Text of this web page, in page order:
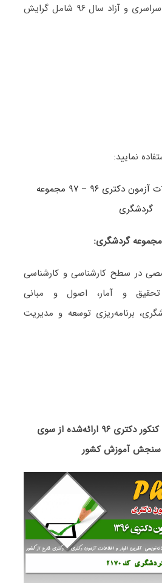
گردشگری کنکور دکتری سراسری و آزاد سال ۹۶ شامل گرایش
نمایید:
دانلود مجموعه سؤالات آزمون دکتری ۹۶ – ۹۷ مجموعه
گردشگری
گردشگری:
در سطح کارشناسی و کارشناسی
و آمار، اصول و مبانی
برنامه‌ریزی توسعه و مدیریت
پاسخنامه تست‌های کنکور دکتری ۹۶ ارائه‌شده از سوی
سنجش آموزش کشور